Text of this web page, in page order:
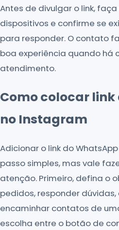
Antes de divulgar o link,
dispositivos e confirme se
para responder. O contato
boa experiência quando há
atendimento.
Como colocar
no Instagram
Adicionar o link do
passo simples, mas vale
atenção. Primeiro, defina o
pedidos, responder
encaminhar contatos de
escolha entre o botão de